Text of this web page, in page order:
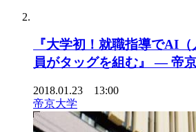
『大学初！就職指導でAI
員がタッグを組む』 — 帝
2018.01.23 13:00
帝京大学